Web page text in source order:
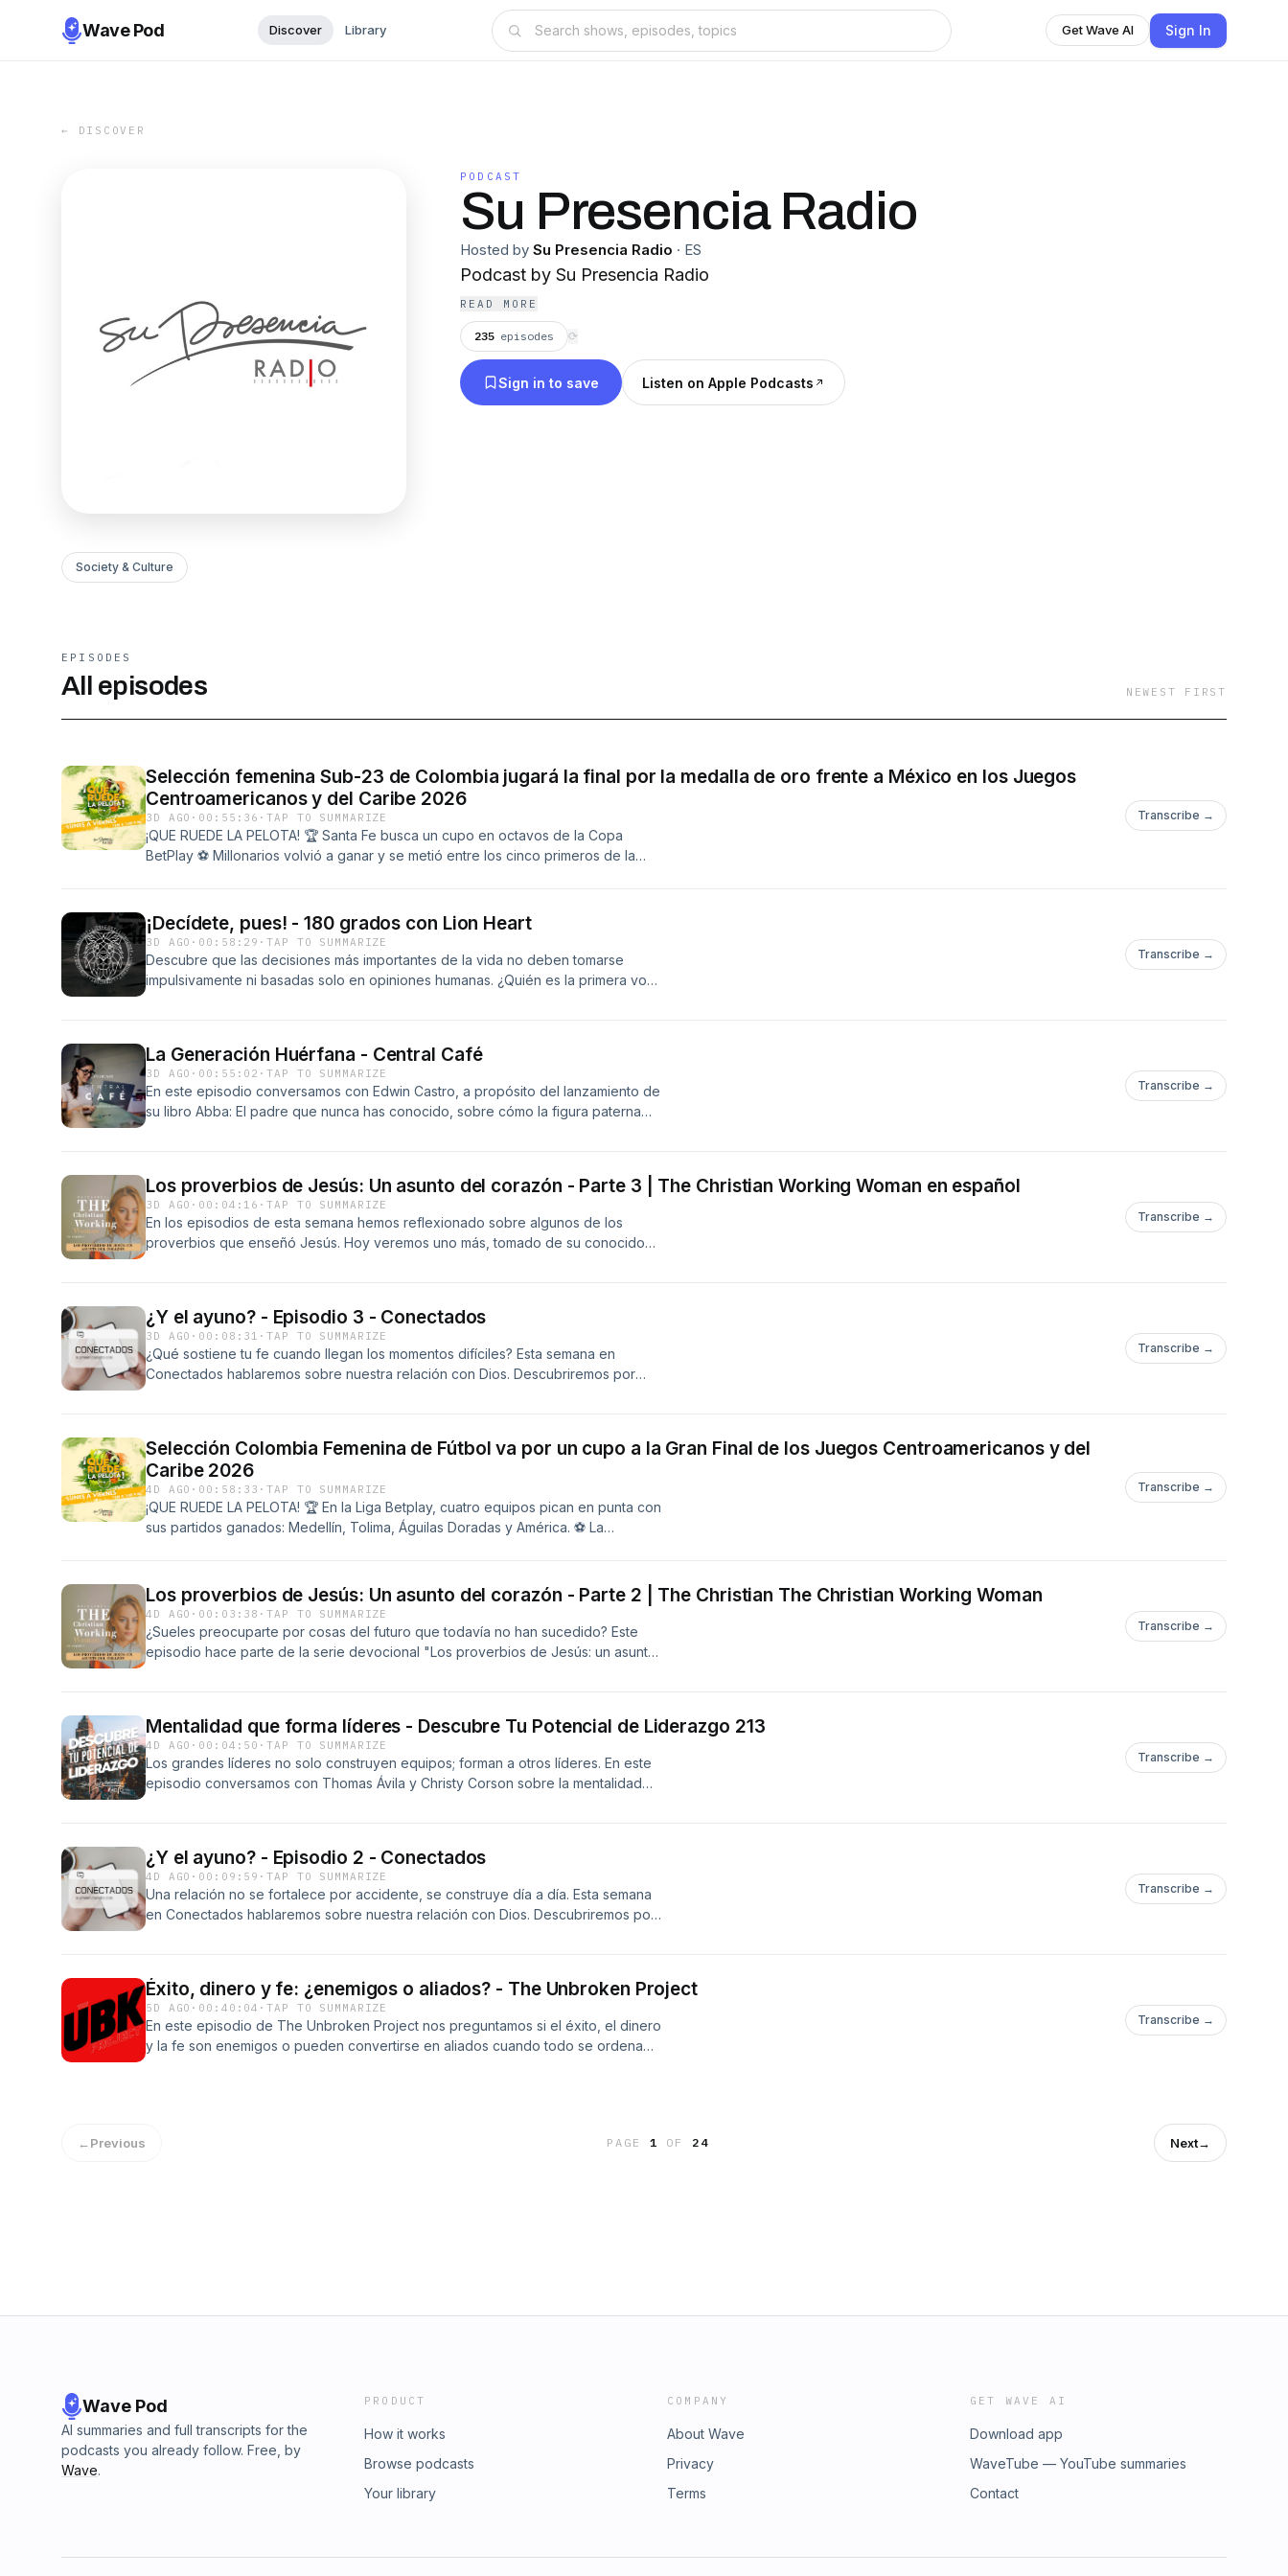
Wave Pod Discover Library Get Wave AI Sign In
← DISCOVER
PODCAST
Su Presencia Radio
Hosted by Su Presencia Radio · ES
Podcast by Su Presencia Radio
READ MORE
235 episodes ⟳
Sign in to save Listen on Apple Podcasts
Society & Culture
EPISODES
All episodes NEWEST FIRST
Selección femenina Sub-23 de Colombia jugará la final por la medalla de oro frente a México en los Juegos
Centroamericanos y del Caribe 2026
3D AGO · 00:55:36 ·TAP TO SUMMARIZE
¡QUE RUEDE LA PELOTA! 🏆 Santa Fe busca un cupo en octavos de la Copa
BetPlay ⚽ Millonarios volvió a ganar y se metió entre los cinco primeros de la
ganó con autoridad la contrarreloj individual de la cuarta etapa del Tour de
Francia. 🔥 Todo esto y mucho más... ¡Hoy en Que Ruede la Pelota! ¡Ya estamos
AL AIRE con nuestro programa deportivo! Puedes escucharnos por 1160 AM en
Bogotá, o en supresenciaradio.com
Transcribe →
¡Decídete, pues! - 180 grados con Lion Heart
3D AGO · 00:58:29 ·TAP TO SUMMARIZE
Descubre que las decisiones más importantes de la vida no deben tomarse
impulsivamente ni basadas solo en opiniones humanas. ¿Quién es la primera voz
Transcribe →
La Generación Huérfana - Central Café
3D AGO · 00:55:02 ·TAP TO SUMMARIZE
En este episodio conversamos con Edwin Castro, a propósito del lanzamiento de
su libro Abba: El padre que nunca has conocido, sobre cómo la figura paterna
transforma.
Transcribe →
Los proverbios de Jesús: Un asunto del corazón - Parte 3 | The Christian Working Woman en español
3D AGO · 00:04:16 ·TAP TO SUMMARIZE
En los episodios de esta semana hemos reflexionado sobre algunos de los
proverbios que enseñó Jesús. Hoy veremos uno más, tomado de su conocido
escúchanos en vivo, de lunes a viernes a las 5:30 a.m. y a las 11:00 a.m. por
supresenciaradio.com.
Transcribe →
¿Y el ayuno? - Episodio 3 - Conectados
3D AGO · 00:08:31 ·TAP TO SUMMARIZE
¿Qué sostiene tu fe cuando llegan los momentos difíciles? Esta semana en
Conectados hablaremos sobre nuestra relación con Dios. Descubriremos por
Transcribe →
Selección Colombia Femenina de Fútbol va por un cupo a la Gran Final de los Juegos Centroamericanos y del
Caribe 2026
4D AGO · 00:58:33 ·TAP TO SUMMARIZE
¡QUE RUEDE LA PELOTA! 🏆 En la Liga Betplay, cuatro equipos pican en punta con
sus partidos ganados: Medellín, Tolima, Águilas Doradas y América. ⚽ La
Aleksandrova, por un paso de Ronda en el WTA de Toronto, luego de ganar a la
italiana Stefani. 🏅 Colombia llega a 171 medallas y asegura su Segundo lugar en
la última semana de los Juegos Centroamericanos y del Caribe 2026. 🔥 Todo
esto y mucho más... ¡En Que Ruede la Pelota!
Transcribe →
Los proverbios de Jesús: Un asunto del corazón - Parte 2 | The Christian The Christian Working Woman
4D AGO · 00:03:38 ·TAP TO SUMMARIZE
¿Sueles preocuparte por cosas del futuro que todavía no han sucedido? Este
episodio hace parte de la serie devocional "Los proverbios de Jesús: un asunto
Transcribe →
Mentalidad que forma líderes - Descubre Tu Potencial de Liderazgo 213
4D AGO · 00:04:50 ·TAP TO SUMMARIZE
Los grandes líderes no solo construyen equipos; forman a otros líderes. En este
episodio conversamos con Thomas Ávila y Christy Corson sobre la mentalidad
Transcribe →
¿Y el ayuno? - Episodio 2 - Conectados
4D AGO · 00:09:59 ·TAP TO SUMMARIZE
Una relación no se fortalece por accidente, se construye día a día. Esta semana
en Conectados hablaremos sobre nuestra relación con Dios. Descubriremos por
supresenciaradio.com
Transcribe →
Éxito, dinero y fe: ¿enemigos o aliados? - The Unbroken Project
5D AGO · 00:40:04 ·TAP TO SUMMARIZE
En este episodio de The Unbroken Project nos preguntamos si el éxito, el dinero
y la fe son enemigos o pueden convertirse en aliados cuando todo se ordena
Transcribe →
←Previous PAGE 1 OF 24 Next→
Wave Pod
AI summaries and full transcripts for the
podcasts you already follow. Free, by
Wave.
PRODUCT
How it works
Browse podcasts
Your library
COMPANY
About Wave
Privacy
Terms
GET WAVE AI
Download app
WaveTube — YouTube summaries
Contact